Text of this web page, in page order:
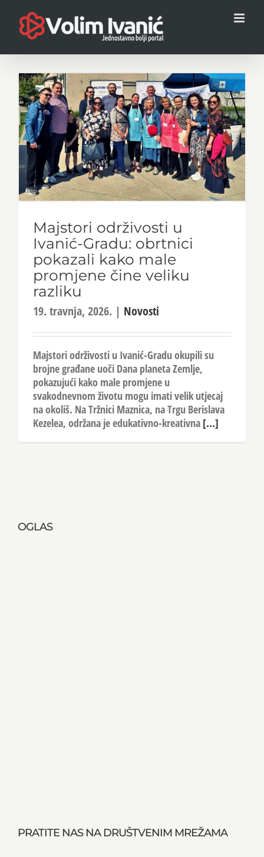
content
Majstori održivosti u
Ivanić-Gradu: obrtnici
pokazali kako male
promjene čine veliku
razliku
19. travnja, 2026. | Novosti
Majstori održivosti u Ivanić-Gradu okupili su
brojne građane uoči Dana planeta Zemlje,
pokazujući kako male promjene u
svakodnevnom životu mogu imati velik utjecaj
na okoliš. Na Tržnici Maznica, na Trgu Berislava
Kezelea, održana je edukativno-kreativna [...]
OGLAS
PRATITE NAS NA DRUŠTVENIM MREŽAMA